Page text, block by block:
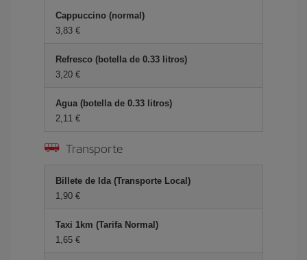
Cappuccino (normal)
3,83 €
Refresco (botella de 0.33 litros)
3,20 €
Agua (botella de 0.33 litros)
2,11 €
Transporte
Billete de Ida (Transporte Local)
1,90 €
Taxi 1km (Tarifa Normal)
1,65 €